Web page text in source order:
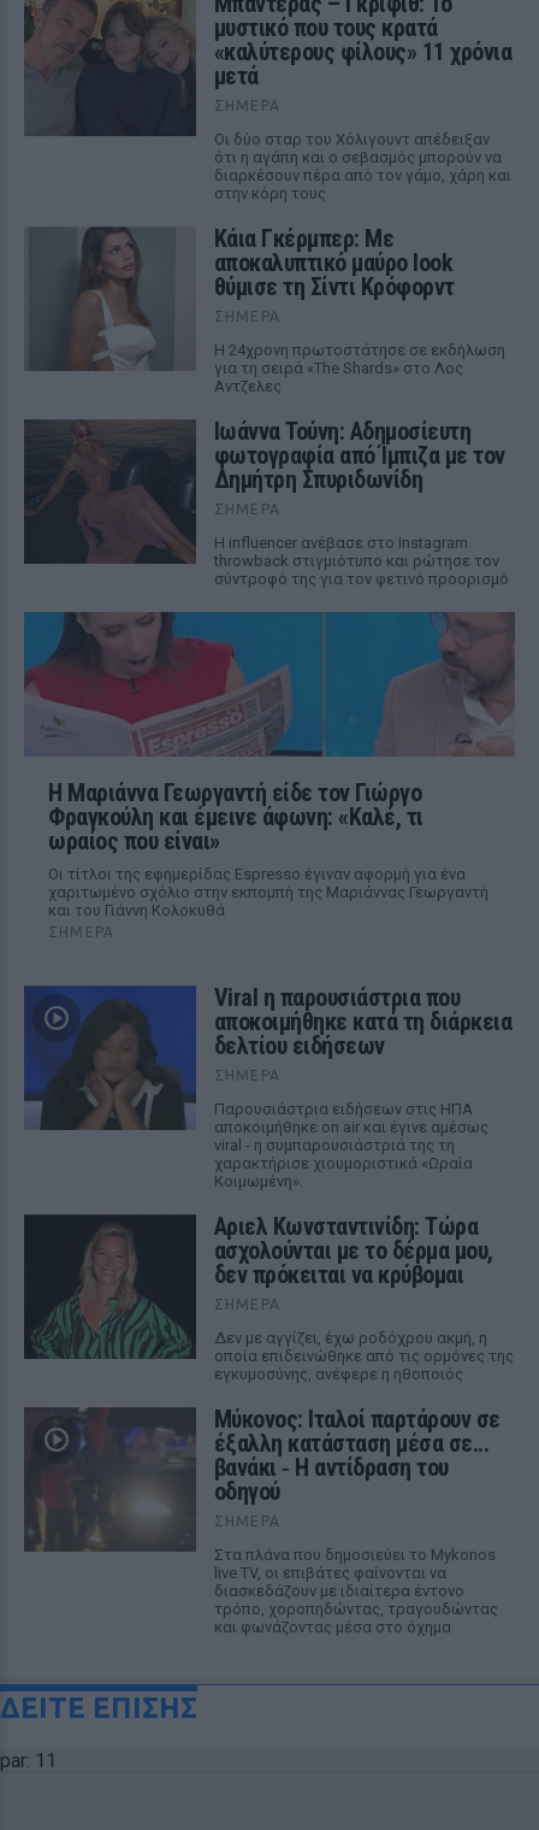
μυστικό που τους κρατά
«καλύτερους φίλους» 11 χρόνια
μετά
ΣΉΜΕΡΑ
Οι δύο σταρ του Χόλιγουντ απέδειξαν
ότι η αγάπη και ο σεβασμός μπορούν να
διαρκέσουν πέρα από τον γάμο, χάρη και
στην κόρη τους.
Κάια Γκέρμπερ: Με
αποκαλυπτικό μαύρο look
θύμισε τη Σίντι Κρόφορντ
ΣΉΜΕΡΑ
Η 24χρονη πρωτοστάτησε σε εκδήλωση
για τη σειρά «The Shards» στο Λος
Αντζελες
Ιωάννα Τούνη: Αδημοσίευτη
φωτογραφία από Ίμπιζα με τον
Δημήτρη Σπυριδωνίδη
ΣΉΜΕΡΑ
Η influencer ανέβασε στο Instagram
throwback στιγμιότυπο και ρώτησε τον
σύντροφό της για τον φετινό προορισμό
Η Μαριάννα Γεωργαντή είδε τον Γιώργο
Φραγκούλη και έμεινε άφωνη: «Καλέ, τι
ωραίος που είναι»
Οι τίτλοι της εφημερίδας Espresso έγιναν αφορμή για ένα
χαριτωμένο σχόλιο στην εκπομπή της Μαριάννας Γεωργαντή
και του Γιάννη Κολοκυθά
ΣΉΜΕΡΑ
Viral η παρουσιάστρια που
αποκοιμήθηκε κατά τη διάρκεια
δελτίου ειδήσεων
ΣΉΜΕΡΑ
Παρουσιάστρια ειδήσεων στις ΗΠΑ
αποκοιμήθηκε on air και έγινε αμέσως
viral - η συμπαρουσιάστριά της τη
χαρακτήρισε χιουμοριστικά «Ωραία
Κοιμωμένη».
Αριελ Κωνσταντινίδη: Τώρα
ασχολούνται με το δέρμα μου,
δεν πρόκειται να κρύβομαι
ΣΉΜΕΡΑ
Δεν με αγγίζει, έχω ροδόχρου ακμή, η
οποία επιδεινώθηκε από τις ορμόνες της
εγκυμοσύνης, ανέφερε η ηθοποιός
Μύκονος: Ιταλοί παρτάρουν σε
έξαλλη κατάσταση μέσα σε...
βανάκι ‑ Η αντίδραση του
οδηγού
ΣΉΜΕΡΑ
Στα πλάνα που δημοσιεύει το Mykonos
live TV, οι επιβάτες φαίνονται να
διασκεδάζουν με ιδιαίτερα έντονο
τρόπο, χοροπηδώντας, τραγουδώντας
και φωνάζοντας μέσα στο όχημα
ΔΕΙΤΕ ΕΠΙΣΗΣ
par: 11